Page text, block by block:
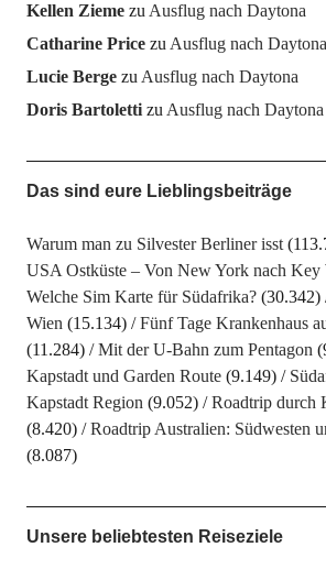
Kellen Ziemezu Ausflug nach Daytona
Catharine Pricezu Ausflug nach Daytona
Lucie Bergezu Ausflug nach Daytona
Doris Bartolettizu Ausflug nach Daytona
Das sind eure Lieblingsbeiträge
Warum man zu Silvester Berliner isst
USA Ostküste – Von New York nach Key
Welche Sim Karte für Südafrika? (30.342)
Wien (15.134)
Fünf Tage Krankenhaus
(11.284)
Mit der U-Bahn zum Pentagon
Kapstadt und Garden Route (9.149)
Kapstadt Region (9.052)
Roadtrip durch
(8.420)
Roadtrip Australien: Südwesten
(8.087)
Unsere beliebtesten Reiseziele